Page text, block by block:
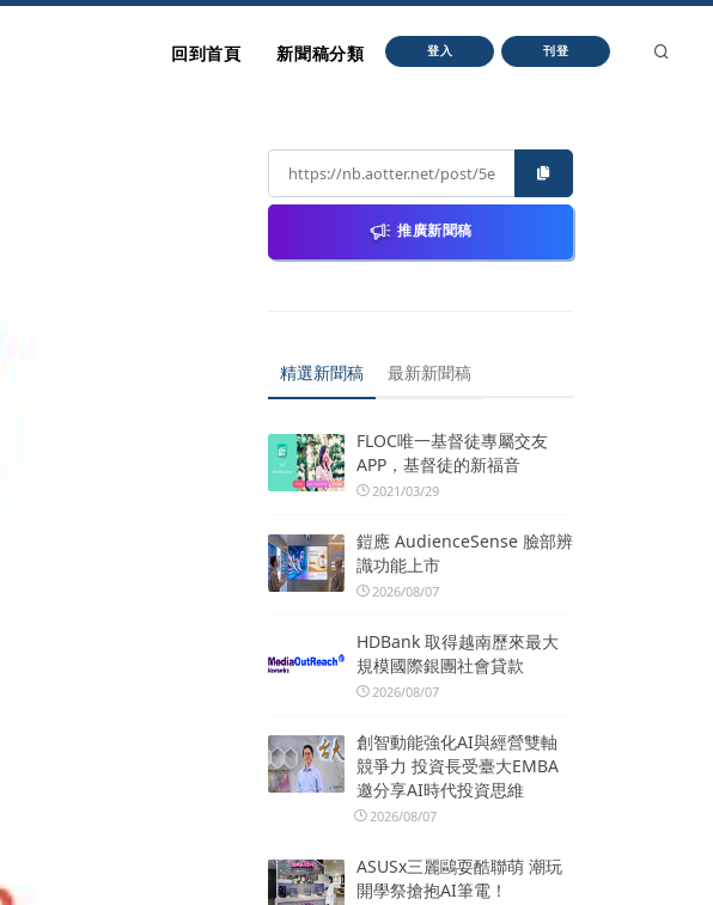
回到首頁 新聞稿分類 登入 刊登
推廣新聞稿
精選新聞稿 最新新聞稿
FLOC唯一基督徒專屬交友
APP，基督徒的新福音
2021/03/29
鎧應 AudienceSense 臉部辨
識功能上市
2026/08/07
HDBank 取得越南歷來最大
規模國際銀團社會貸款
2026/08/07
創智動能強化AI與經營雙軸
競爭力 投資長受臺大EMBA
邀分享AI時代投資思維
2026/08/07
ASUSx三麗鷗耍酷聯萌 潮玩
開學祭搶抱AI筆電！